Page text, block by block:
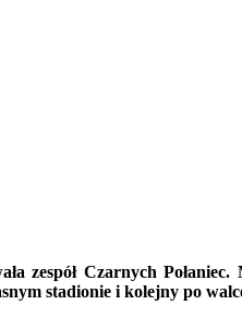
Czarnych
stadionie i kolejny po